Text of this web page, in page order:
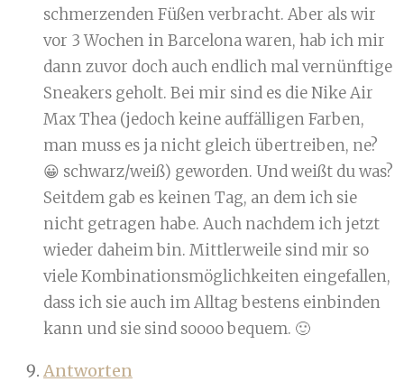
schmerzenden Füßen verbracht. Aber als wir
vor 3 Wochen in Barcelona waren, hab ich mir
dann zuvor doch auch endlich mal vernünftige
Sneakers geholt. Bei mir sind es die Nike Air
Max Thea (jedoch keine auffälligen Farben,
man muss es ja nicht gleich übertreiben, ne?
😀 schwarz/weiß) geworden. Und weißt du was?
Seitdem gab es keinen Tag, an dem ich sie
nicht getragen habe. Auch nachdem ich jetzt
wieder daheim bin. Mittlerweile sind mir so
viele Kombinationsmöglichkeiten eingefallen,
dass ich sie auch im Alltag bestens einbinden
kann und sie sind soooo bequem. 🙂
Antworten